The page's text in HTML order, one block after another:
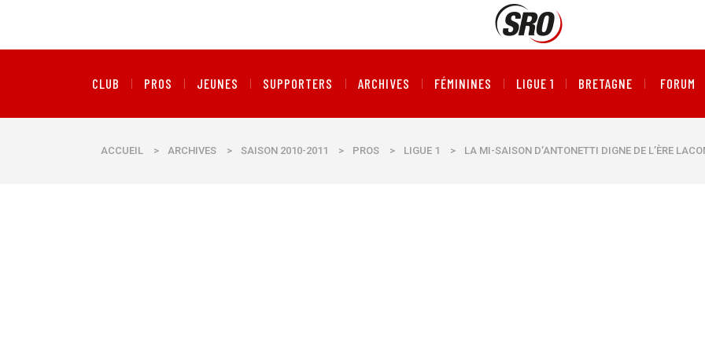
CLUB PROS JEUNES SUPPORTERS ARCHIVES FÉMININES LIGUE 1 BRETAGNE FORUM
ACCUEIL > ARCHIVES > SAISON 2010-2011 > PROS > LIGUE 1 > LA MI-SAISON D’ANTONETTI DIGNE DE L’ÈRE